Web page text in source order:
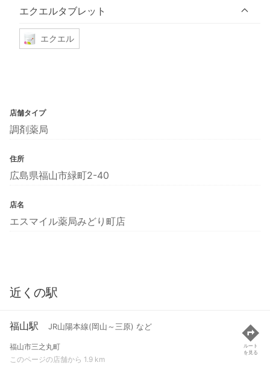
エクエルタブレット
エクエル
店舗タイプ
調剤薬局
住所
広島県福山市緑町2-40
店名
エスマイル薬局みどり町店
近くの駅
福山駅 JR山陽本線(岡山～三原) など
福山市三之丸町
このページの店舗から 1.9 km
ルート
を見る